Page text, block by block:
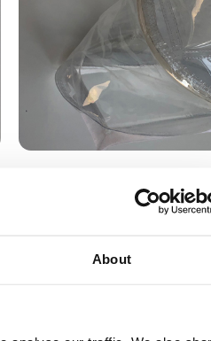
About
weefselcompensatoren
chemisch vrijwel inert en
afschermingen in